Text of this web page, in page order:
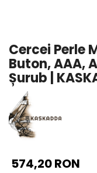
Pandantive cu Perle
Brose cu Perle
Cercei Perle
Buton, AAA,
Șurub |
574,20 RON